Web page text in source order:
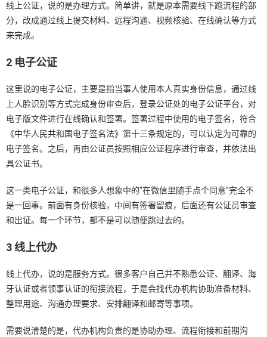
线上公证，说的是办理方式。简单讲，就是原本需要线下跑流程的部
分，改成通过线上提交材料、远程沟通、视频核验、在线确认等方式
来完成。
2 电子公证
这里说的电子公证，主要是指当事人使用本人真实身份信息，通过线
上人脸识别等方式完成身份审查后，登录公证处的电子公证平台，对
电子版文件进行在线确认和签署。签署过程中使用的电子签名，符合
《中华人民共和国电子签名法》第十三条规定的，可以认定为可靠的
电子签名。之后，再由公证员按照相应公证程序进行审查，并依法出
具公证书。
这一类电子公证，和很多人想象中的“在微信里随手点个同意”完全不
是一回事。前面有身份核验，中间有签署留痕，后面还有公证员审查
和出证。每一个环节，都不是可以随便跳过去的。
3 线上代办
线上代办，说的是服务方式。很多客户自己并不熟悉公证、翻译、海
牙认证或者领事认证的衔接流程，于是会找代办机构协助准备材料、
整理用途、沟通办理要求、安排翻译和邮寄等事项。
需要说清楚的是，代办机构负责的是协助办理、流程衔接和前期沟